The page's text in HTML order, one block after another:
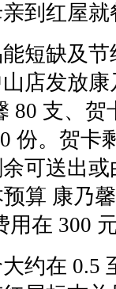
到红屋就
缺及节
店发放康
80 支、贺
份。贺卡
可送出
算 康乃
用在 300
在 0.5